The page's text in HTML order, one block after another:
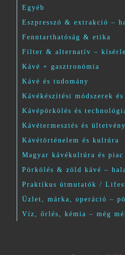
Egyéb
Eszpresszó & extrakció –
Fenntarthatóság & etika
Filter & alternatív –
Kávé + gasztronómia
Kávé és tudomány
Kávékészítési módszerek és
Kávépörkölés és
Kávétermesztés és
Kávétörténelem és kultúra
Magyar kávékultúra és piac
Pörkölés & zöld kávé –
Praktikus útmutatók /
Üzlet, márka, operáció –
Víz, őrlés, kémia – még